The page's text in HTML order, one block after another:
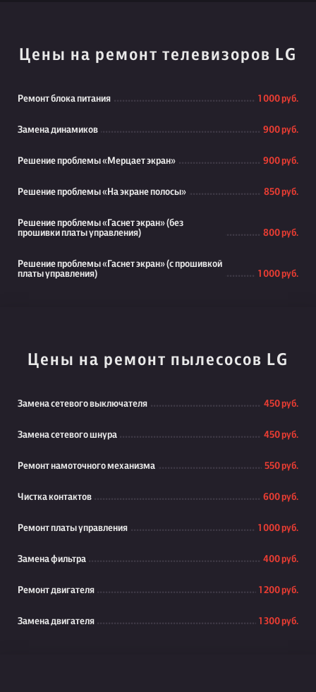
Цены на ремонт телевизоров LG
Ремонт блока питания 1 000 руб.
Замена динамиков 900 руб.
Решение проблемы «Мерцает экран» 900 руб.
Решение проблемы «На экране полосы» 850 руб.
Решение проблемы «Гаснет экран» (без
прошивки платы управления)
800 руб.
Решение проблемы «Гаснет экран» (с прошивкой
платы управления)
1 000 руб.
Цены на ремонт пылесосов LG
Замена сетевого выключателя 450 руб.
Замена сетевого шнура 450 руб.
Ремонт намоточного механизма 550 руб.
Чистка контактов 600 руб.
Ремонт платы управления 1 000 руб.
Замена фильтра 400 руб.
Ремонт двигателя 1 200 руб.
Замена двигателя 1 300 руб.